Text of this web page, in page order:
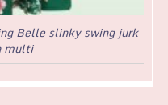
Belle slinky swing jurk
multi